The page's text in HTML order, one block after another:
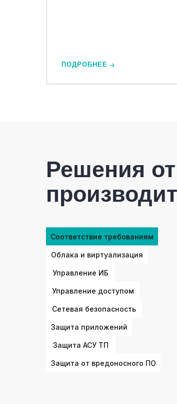
ПОДРОБНЕЕ
Решения
Соответствие требованиям
Облака и виртуализация
Управление ИБ
Управление доступом
Сетевая безопасность
Защита приложений
Защита АСУ ТП
Защита от вредоносного ПО